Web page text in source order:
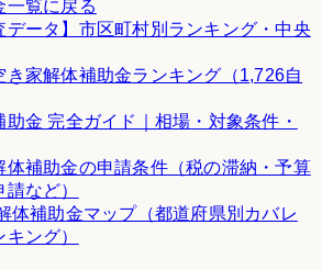
一覧に戻る
データ】市区町村別ランキング・中央
き家解体補助金ランキング（1,726自
助金 完全ガイド｜相場・対象条件・
体補助金の申請条件（税の滞納・予算
など）
体補助金マップ（都道府県別カバレ
ング）